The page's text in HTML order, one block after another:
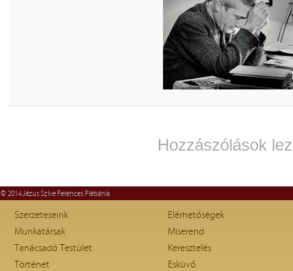
Hozzászólások
© 2014 Jézus Szíve Ferences Plébánia
Szerzeteseink
Munkatársak
Tanácsadó Testület
Történet
Elérhetőségek
Miserend
Keresztelés
Esküvő